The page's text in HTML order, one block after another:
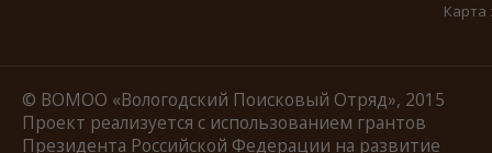
Карта
© ВОМОО «Вологодский Поисковый Отряд», 2015
Проект реализуется с использованием грантов
Президента Российской Федерации на развитие